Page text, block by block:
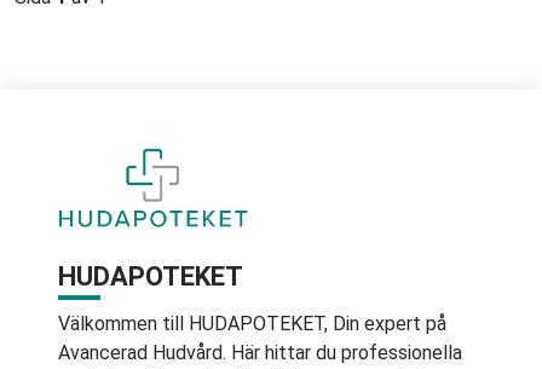
HUDAPOTEKET
Välkommen till HUDAPOTEKET, Din expert på
Avancerad Hudvård. Här hittar du professionella